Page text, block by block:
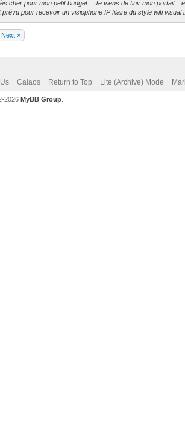
cher pour mon petit budget... Je viens de finir mon portail...
prévu pour recevoir un visiophone IP filaire du style wifi visual
Next »
Calaos Return to Top Lite (Archive) Mode
2026 MyBB Group